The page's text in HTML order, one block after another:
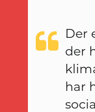
Der
der
har